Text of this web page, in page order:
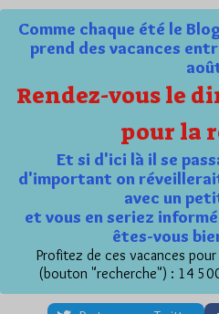
Comme chaque été le
prend des vacances
Rendez-vous le
pour la
Et si d'ici là il se
d'important on
avec un
et vous en seriez
êtes-vous
Profitez de ces vacances
(bouton "recherche") : 14